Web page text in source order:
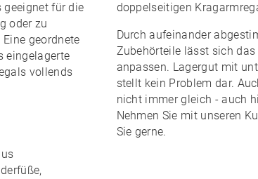
geeignet für die
oder zu
Eine geordnete
eingelagerte
vollends
doppelseitigen
Durch aufeinander
Zubehörteile lässt sich
anpassen. Lagergut mit
stellt kein Problem dar.
nicht immer gleich - auch
Nehmen Sie mit unseren
Sie gerne.